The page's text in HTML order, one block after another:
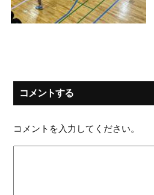
コメントする
コメントを入力してください。